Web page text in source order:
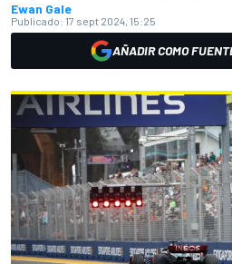
Ewan Gale
Publicado: 17 sept 2024, 15:25
AÑADIR COMO